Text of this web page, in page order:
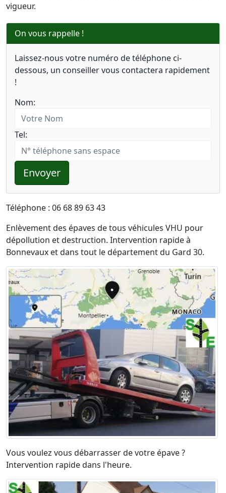
vigueur.
On vous rappelle !
Laissez-nous votre numéro de téléphone ci-
dessous, un conseiller vous contactera rapidement
!
Nom:
Tel:
Envoyer
Téléphone : 06 68 89 63 43
Enlèvement des épaves de tous véhicules VHU pour
dépollution et destruction. Intervention rapide à
Bonnevaux et dans tout le département du Gard 30.
Vous voulez vous débarrasser de votre épave ?
Intervention rapide dans l'heure.